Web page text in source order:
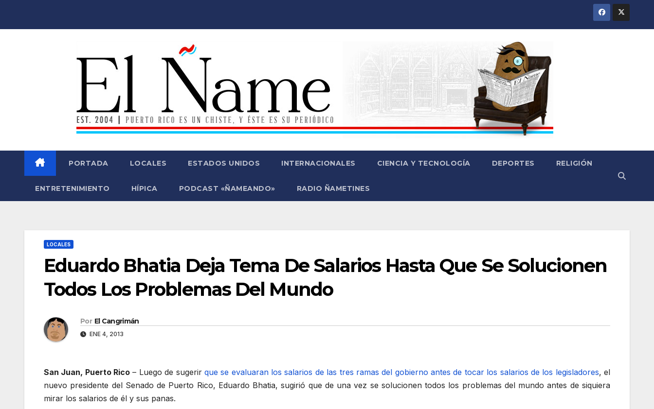
PORTADA LOCALES ESTADOS UNIDOS INTERNACIONALES CIENCIA Y TECNOLOGÍA DEPORTES RELIGIÓN
ENTRETENIMIENTO HÍPICA PODCAST «ÑAMEANDO» RADIO ÑAMETINES
LOCALES
Eduardo Bhatia Deja Tema De Salarios Hasta Que Se Solucionen
Todos Los Problemas Del Mundo
Por El Cangrimán
ENE 4, 2013
San Juan, Puerto Rico – Luego de sugerir que se evaluaran los salarios de las tres ramas del gobierno antes de tocar los salarios de los legisladores, el
nuevo presidente del Senado de Puerto Rico, Eduardo Bhatia, sugirió que de una vez se solucionen todos los problemas del mundo antes de siquiera
mirar los salarios de él y sus panas.